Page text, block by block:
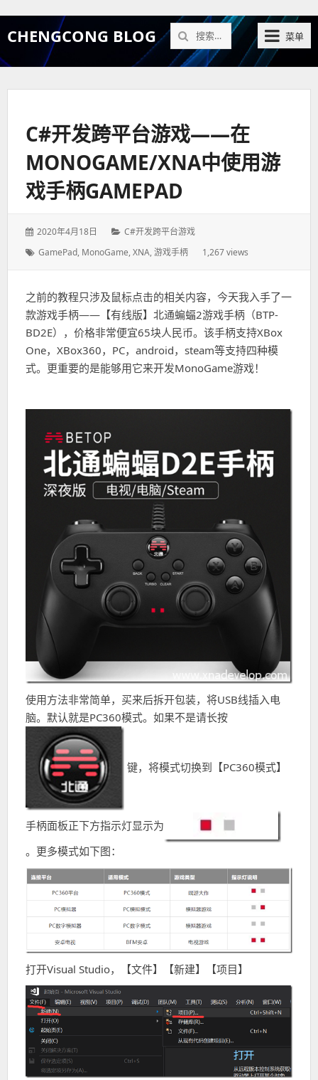
CHENGCONG BLOG
搜
索：
菜单
C#开发跨平台游戏——在
MONOGAME/XNA中使用游
戏手柄GAMEPAD
发
于：
2020年4月18日
分
C#开发跨平台游戏
标
GamePad, MonoGame,XNA,游戏手柄 1,267 views
之前的教程只涉及鼠标点击的相关内容，今天我入手了一
款游戏手柄——【有线版】北通蝙蝠2游戏手柄（BTP-
BD2E），价格非常便宜65块人民币。该手柄支持XBox
One，XBox360，PC，android，steam等支持四种模
式。更重要的是能够用它来开发MonoGame游戏！
使用方法非常简单，买来后拆开包装，将USB线插入电
脑。默认就是PC360模式。如果不是请长按
键，将模式切换到【PC360模式】
手柄面板正下方指示灯显示为
。更多模式如下图：
打开Visual Studio，【文件】【新建】【项目】